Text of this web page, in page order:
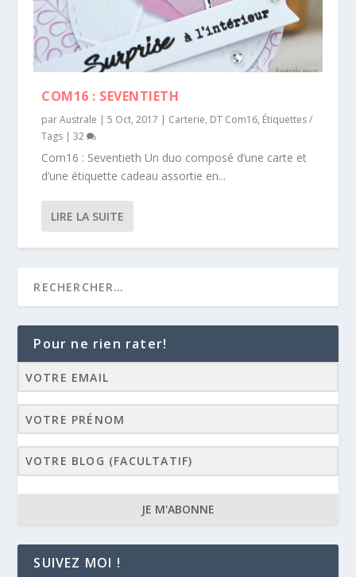
COM16 : SEVENTIETH
parAustrale |5 Oct, 2017 Carterie, DT Com16, Étiquettes /
Tags |32
Com16 : Seventieth Un duo composé d’une carte et
d’une étiquette cadeau assortie en...
LIRE LA SUITE
Pour ne rien rater!
JE M'ABONNE
SUIVEZ MOI !